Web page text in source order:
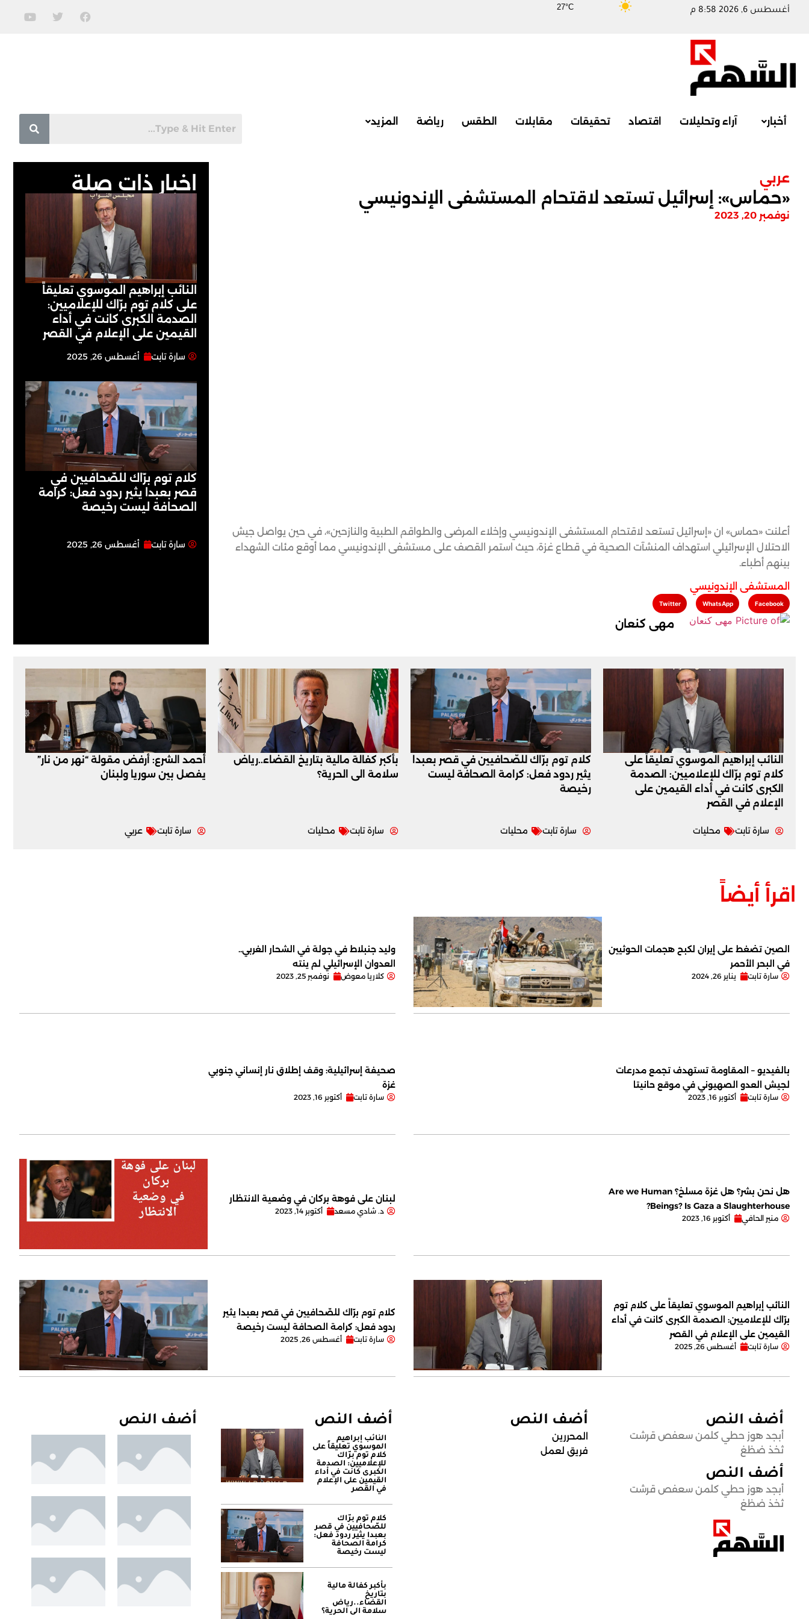
27°C أغسطس 6, 2026 8:58 م
أخبار آراء وتحليلات اقتصاد تحقيقات مقابلات الطقس رياضة المزيد
اخبار ذات صلة
النائب إبراهيم الموسوي تعليقاً
على كلام توم برّاك للإعلاميين:
الصدمة الكبرى كانت في أداء
القيمين على ‏الإعلام في القصر
سارة تابت أغسطس 26, 2025
كلام توم برّاك للصّحافيين في
قصر بعبدا يثير ردود فعل: كرامة
الصحافة ليست رخيصة
سارة تابت أغسطس 26, 2025
عربي
«حماس»: إسرائيل تستعد لاقتحام المستشفى الإندونيسي
نوفمبر 20, 2023
أعلنت «حماس» ان «إسرائيل تستعد لاقتحام المستشفى الإندونيسي وإخلاء المرضى والطواقم الطبية والنازحين»، في حين يواصل جيش
الاحتلال الإسرائيلي استهداف المنشآت الصحية في قطاع غزة، حيث استمر القصف على مستشفى الإندونيسي مما أوقع مئات الشهداء
بينهم أطباء.
المستشفى الإندونيسي
Facebook
WhatsApp
Twitter
مهى كنعان
النائب إبراهيم الموسوي تعليقاً على
كلام توم برّاك للإعلاميين: الصدمة
الكبرى كانت في أداء القيمين على
‏الإعلام في القصر
سارة تابت محليات
كلام توم برّاك للصّحافيين في قصر بعبدا
يثير ردود فعل: كرامة الصحافة ليست
رخيصة
سارة تابت محليات
بأكبر كفالة مالية بتاريخ القضاء..رياض
سلامة الى الحرية؟
سارة تابت محليات
أحمد الشرع: أرفض مقولة “نهر من نار”
يفصل بين سوريا ولبنان
سارة تابت عربي
اقرأ أيضاً
الصين تضغط على إيران لكبح هجمات الحوثيين
في البحر الأحمر
سارة تابت يناير 26, 2024
وليد جنبلاط في جولة في الشحار الغربي..
العدوان الإسرائيلي لم ينته
كلاريا معوض نوفمبر 25, 2023
بالفيديو – المقاومة تستهدف تجمع مدرعات
لجيش العدو الصهيوني في موقع حانيتا
سارة تابت أكتوبر 16, 2023
صحيفة إسرائيلية: وقف إطلاق نار إنساني جنوبي
غزة
سارة تابت أكتوبر 16, 2023
هل نحن بشر؟ هل غزة مسلخ؟ Are we Human
Beings? Is Gaza a Slaughterhouse?
منير الحافي أكتوبر 16, 2023
لبنان على فوهة بركان في وضعية الانتظار
د. شادي مسعد أكتوبر 14, 2023
النائب إبراهيم الموسوي تعليقاً على كلام توم
برّاك للإعلاميين: الصدمة الكبرى كانت في أداء
القيمين على ‏الإعلام في القصر
سارة تابت أغسطس 26, 2025
كلام توم برّاك للصّحافيين في قصر بعبدا يثير
ردود فعل: كرامة الصحافة ليست رخيصة
سارة تابت أغسطس 26, 2025
أضف النص
أبجد هوز حطي كلمن سعفص قرشت
ثخذ ضظغ
أضف النص
أبجد هوز حطي كلمن سعفص قرشت
ثخذ ضظغ
أضف النص
المحررين
فريق لعمل
أضف النص
النائب إبراهيم
الموسوي تعليقاً على
كلام توم برّاك
للإعلاميين: الصدمة
الكبرى كانت في أداء
القيمين على ‏الإعلام
في القصر
كلام توم برّاك
للصّحافيين في قصر
بعبدا يثير ردود فعل:
كرامة الصحافة
ليست رخيصة
بأكبر كفالة مالية
بتاريخ
القضاء..رياض
سلامة الى الحرية؟
أضف النص